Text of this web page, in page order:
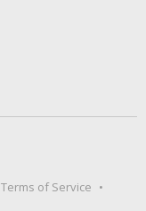
Terms of Service